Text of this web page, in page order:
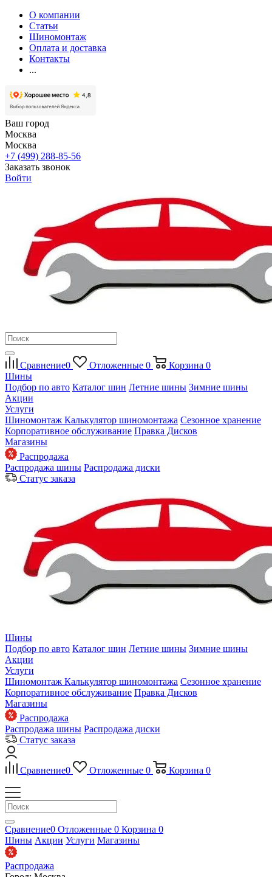
О компании
Статьи
Шиномонтаж
Оплата и доставка
Контакты
...
Ваш город
Москва
Москва
+7 (499) 288-85-56
Заказать звонок
Войти
Сравнение0 Отложенные 0 Корзина 0
Шины
Подбор по авто Каталог шин Летние шины Зимние шины
Акции
Услуги
Шиномонтаж Калькулятор шиномонтажа Сезонное хранение
Корпоративное обслуживание Правка Дисков
Магазины
Распродажа
Распродажа шины Распродажа диски
Статус заказа
Шины
Подбор по авто Каталог шин Летние шины Зимние шины
Акции
Услуги
Шиномонтаж Калькулятор шиномонтажа Сезонное хранение
Корпоративное обслуживание Правка Дисков
Магазины
Распродажа
Распродажа шины Распродажа диски
Статус заказа
Сравнение0 Отложенные 0 Корзина 0
Сравнение0 Отложенные 0 Корзина 0
Шины Акции Услуги Магазины
Распродажа